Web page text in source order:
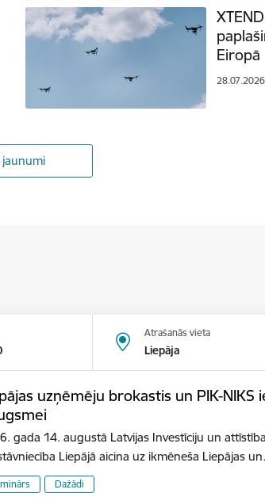
Eiropā
jaunumi
Atrašanās vieta
Liepāja
uzņēmēju brokastis un PIK-NIKS
gada 14. augustā Latvijas Investīciju un
Liepājā aicina uz ikmēneša Liepājas
Dažādi